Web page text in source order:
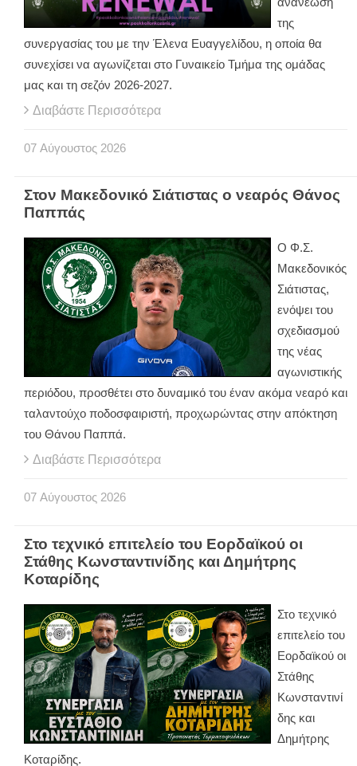
της
συνεργασίας του με την Έλενα Ευαγγελίδου, η οποία θα
συνεχίσει να αγωνίζεται στο Γυναικείο Τμήμα της ομάδας
μας και τη σεζόν 2026-2027.
Διαβάστε Περισσότερα
07 Αύγουστος 2026
Στον Μακεδονικό Σιάτιστας ο νεαρός Θάνος
Παππάς
Ο Φ.Σ.
Μακεδονικός
Σιάτιστας,
ενόψει του
σχεδιασμού
της νέας
αγωνιστικής
περιόδου, προσθέτει στο δυναμικό του έναν ακόμα νεαρό και
ταλαντούχο ποδοσφαιριστή, προχωρώντας στην απόκτηση
του Θάνου Παππά.
Διαβάστε Περισσότερα
07 Αύγουστος 2026
Στο τεχνικό επιτελείο του Εορδαϊκού οι
Στάθης Κωνσταντινίδης και Δημήτρης
Κοταρίδης
Στο τεχνικό
επιτελείο του
Εορδαϊκού οι
Στάθης
Κωνσταντινί
δης και
Δημήτρης
Κοταρίδης.